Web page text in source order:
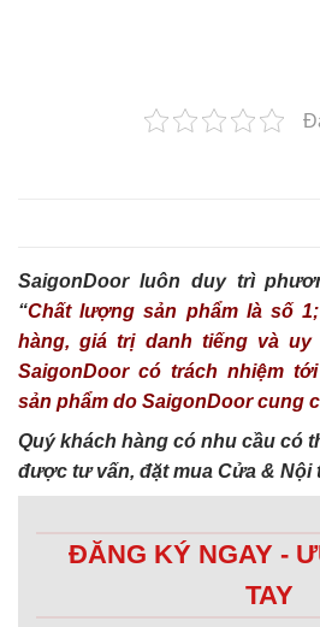
SaigonDoor luôn duy trì
“Chất lượng sản phẩm là số
hàng, giá trị danh tiếng và
SaigonDoor có trách nhiệm
sản phẩm do SaigonDoor cung
Quý khách hàng có nhu cầu có
được tư vấn, đặt mua Cửa & Nội
ĐĂNG KÝ NGAY -
TAY